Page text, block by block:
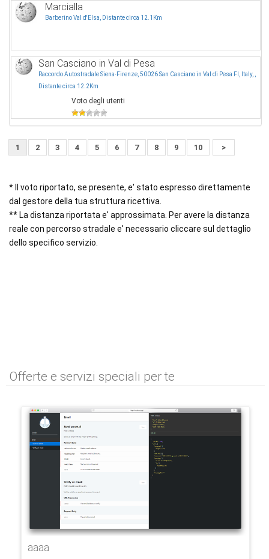
Marcialla
Barberino Val d'Elsa, Distante circa 12.1Km
San Casciano in Val di Pesa
Raccordo Autostradale Siena-Firenze, 50026 San Casciano in Val di Pesa FI, Italy, ,
Distante circa 12.2Km
Voto degli utenti
1 2 3 4 5 6 7 8 9 10 >
* Il voto riportato, se presente, e' stato espresso direttamente
dal gestore della tua struttura ricettiva.
** La distanza riportata e' approssimata. Per avere la distanza
reale con percorso stradale e' necessario cliccare sul dettaglio
dello specifico servizio.
Offerte e servizi speciali per te
aaaa